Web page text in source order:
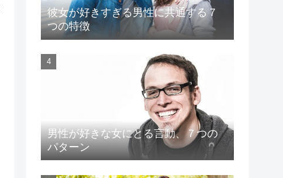
彼女が好きすぎる男性に共通する７
つの特徴
男性が好きな女にとる言動、７つの
パターン